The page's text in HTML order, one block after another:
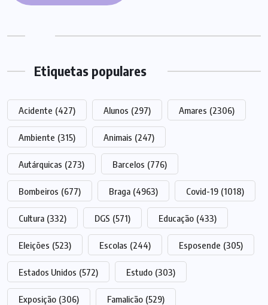
Etiquetas populares
Acidente (427) Alunos (297) Amares (2306)
Ambiente (315) Animais (247)
Autárquicas (273) Barcelos (776)
Bombeiros (677) Braga (4963) Covid-19 (1018)
Cultura (332) DGS (571) Educação (433)
Eleições (523) Escolas (244) Esposende (305)
Estados Unidos (572) Estudo (303)
Exposição (306) Famalicão (529)